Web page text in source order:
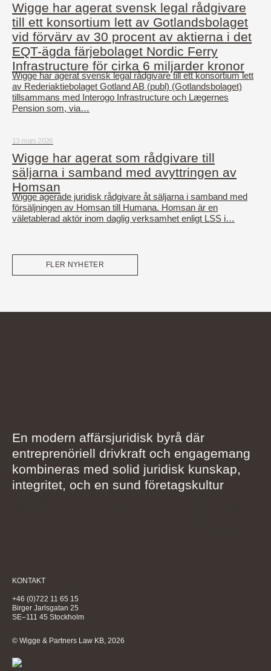
Wigge har agerat svensk legal rådgivare
till ett konsortium lett av Gotlandsbolaget
vid förvärv av 30 procent av aktierna i det
EQT-ägda färjebolaget Nordic Ferry
Infrastructure för cirka 6 miljarder kronor
Wigge har agerat svensk legal rådgivare till ett konsortium lett
av Rederiaktiebolaget Gotland AB (publ) (Gotlandsbolaget)
tillsammans med Interogo Infrastructure och Lægernes
Pension som, via…
13 mars 2026
Wigge har agerat som rådgivare till
säljarna i samband med avyttringen av
Homsan
Wigge agerade juridisk rådgivare åt säljarna i samband med
försäljningen av Homsan till Humana. Homsan är en
väletablerad aktör inom daglig verksamhet enligt LSS i…
FLER NYHETER
En modern affärsjuridisk byrå där
entreprenöriell drivkraft och engagemang
kombineras med solid juridisk kunskap,
integritet, och en sund företagskultur
KONTAKT
+46 (0)722 11 65 15
Birger Jarlsgatan 25
SE–111 45 Stockholm
© Wigge & Partners Law KB, 2026